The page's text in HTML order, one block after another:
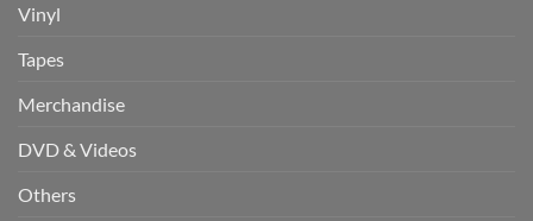
Vinyl
Tapes
Merchandise
DVD & Videos
Others